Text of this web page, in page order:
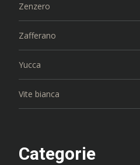
Zenzero
Zafferano
Yucca
Vite bianca
Categorie